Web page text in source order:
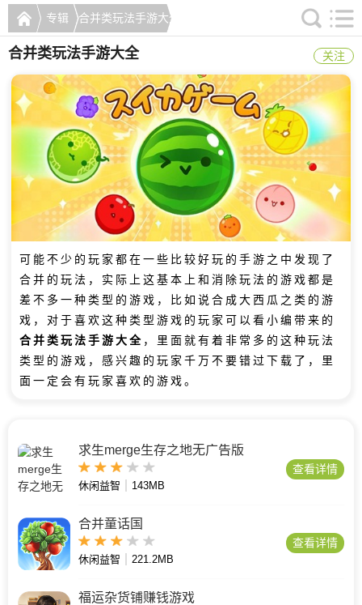
专辑 合并类玩法手游大全
合并类玩法手游大全 关注
可能不少的玩家都在一些比较好玩的手游之中发现了
合并的玩法，实际上这基本上和消除玩法的游戏都是
差不多一种类型的游戏，比如说合成大西瓜之类的游
戏，对于喜欢这种类型游戏的玩家可以看小编带来的
合并类玩法手游大全 ，里面就有着非常多的这种玩法
类型的游戏，感兴趣的玩家千万不要错过下载了，里
面一定会有玩家喜欢的游戏。
求生merge生存之地无广告版
休闲益智 143MB
查看详情
合并童话国
休闲益智 221.2MB
查看详情
福运杂货铺赚钱游戏